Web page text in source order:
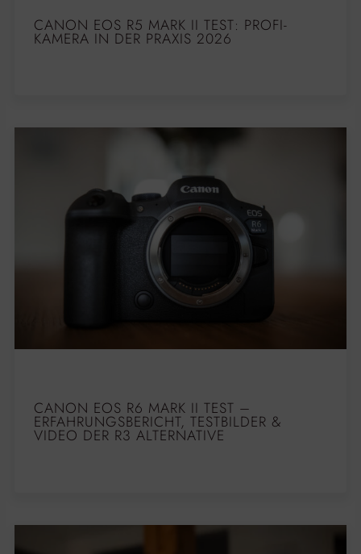
CANON EOS R5 MARK II TEST: PROFI-
KAMERA IN DER PRAXIS 2026
CANON EOS R6 MARK II TEST –
ERFAHRUNGSBERICHT, TESTBILDER &
VIDEO DER R3 ALTERNATIVE